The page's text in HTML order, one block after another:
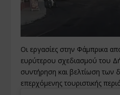
Οι εργασίες στην Φάμπρικα
ευρύτερου σχεδιασμού του
συντήρηση και βελτίωση των
επερχόμενης τουριστικής